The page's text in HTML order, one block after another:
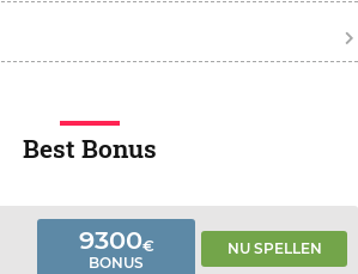
Best Bonus
9300€
BONUS
NU SPELLEN